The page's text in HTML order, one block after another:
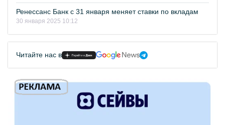
Ренессанс Банк с 31 января меняет ставки по вкладам
30 января 2025 10:12
Читайте нас в